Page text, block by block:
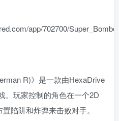
app/702700/
R)》是一款由HexaDrive
。玩家控制的角色在一个2D
陷阱和炸弹来击败对手。